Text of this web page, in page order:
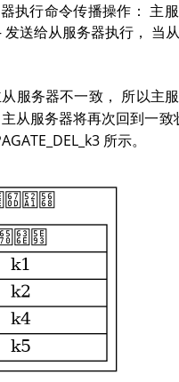
执行命令传播操作： 主
给从服务器执行， 当
服务器不一致， 所以主
主从服务器将再次回到一
所示。